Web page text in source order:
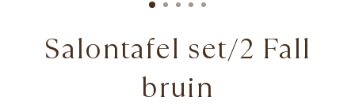
Salontafel set/2 Fall
bruin